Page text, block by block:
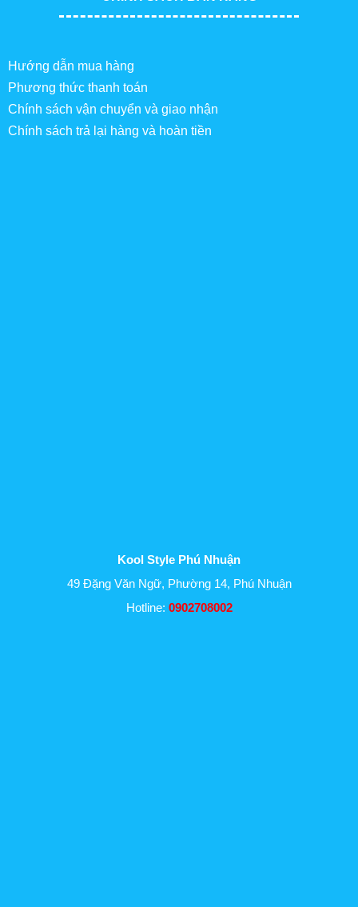
Hướng dẫn mua hàng
Phương thức thanh toán
Chính sách vận chuyển và giao nhận
Chính sách trả lại hàng và hoàn tiền
Kool Style Phú Nhuận
49 Đặng Văn Ngữ, Phường 14, Phú Nhuận
Hotline: 0902708002